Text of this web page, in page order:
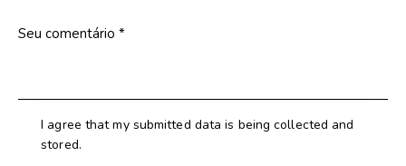
I agree that my submitted data is being collected and
stored.